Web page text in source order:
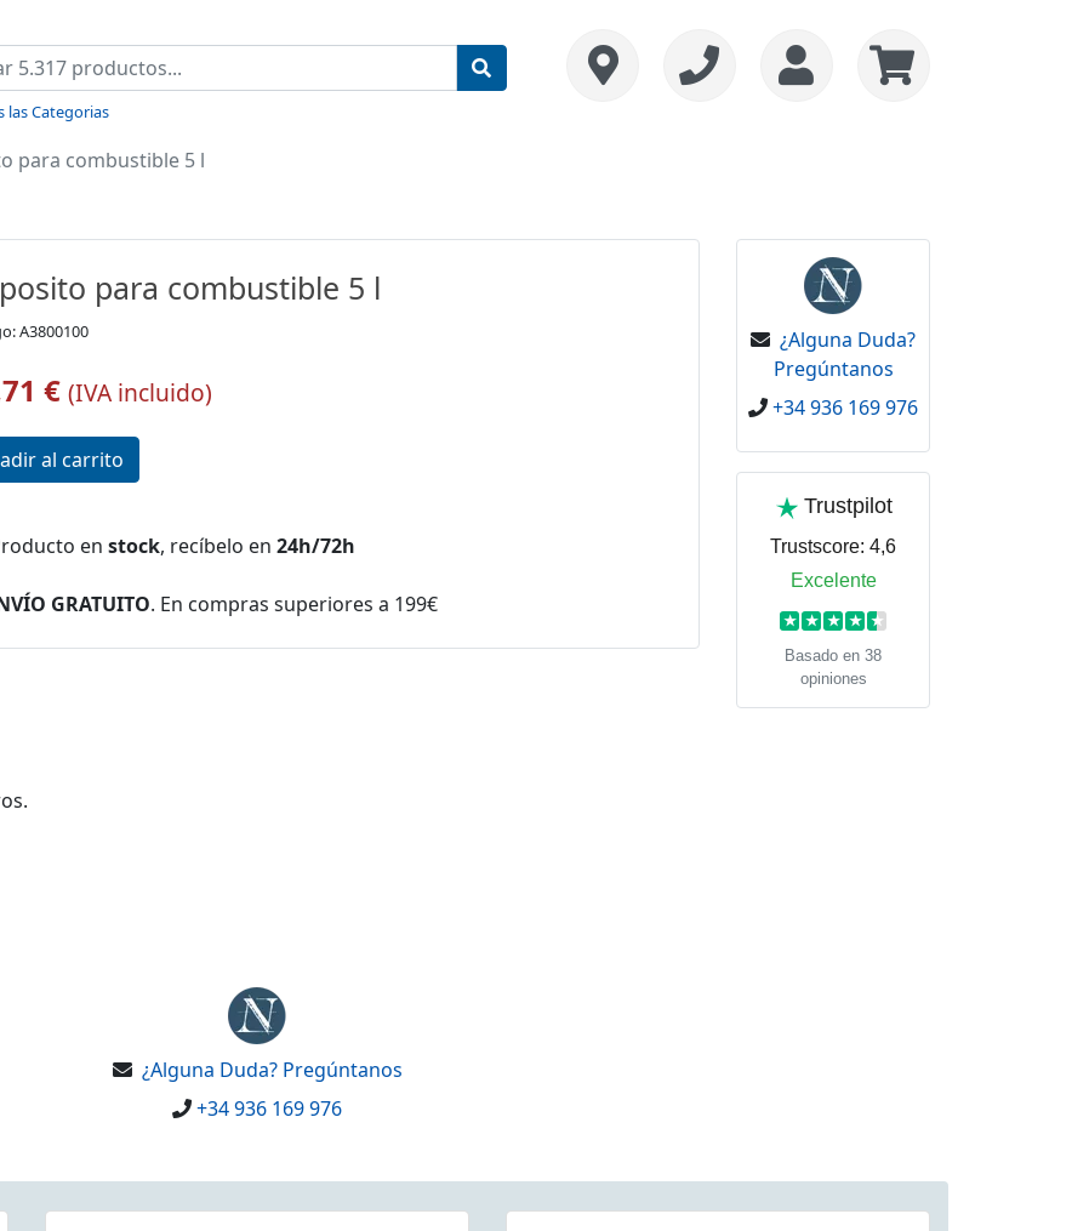
las Categorias
para combustible 5 l
para combustible 5 l
A3800100
€ (IVA incluido)
en stock, recíbelo en 24h/72h
GRATUITO. En compras superiores a 199€
¿Alguna Duda?
Pregúntanos
+34 936 169 976
Trustpilot
Trustscore: 4,6
Excelente
★ ★ ★ ★ ★
Basado en 38
opiniones
¿Alguna Duda? Pregúntanos
+34 936 169 976